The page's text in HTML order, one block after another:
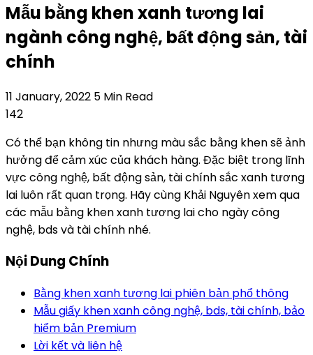
Mẫu bằng khen xanh tương lai
ngành công nghệ, bất động sản, tài
chính
11 January, 2022 5 Min Read
142
Có thể bạn không tin nhưng màu sắc bằng khen sẽ ảnh
hưởng để cảm xúc của khách hàng. Đặc biệt trong lĩnh
vực công nghệ, bất động sản, tài chính sắc xanh tương
lai luôn rất quan trọng. Hãy cùng Khải Nguyên xem qua
các mẫu bằng khen xanh tương lai cho ngày công
nghệ, bds và tài chính nhé.
Nội Dung Chính
Bằng khen xanh tương lai phiên bản phổ thông
Mẫu giấy khen xanh công nghệ, bds, tài chính, bảo
hiểm bản Premium
Lời kết và liên hệ